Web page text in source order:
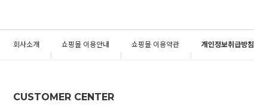
회사소개 쇼핑몰 이용안내 쇼핑몰 이용약관 개인정보취급방침
CUSTOMER CENTER